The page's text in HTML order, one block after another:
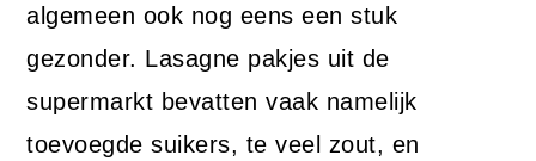
algemeen ook nog eens een stuk
gezonder. Lasagne pakjes uit de
supermarkt bevatten vaak namelijk
toevoegde suikers, te veel zout, en